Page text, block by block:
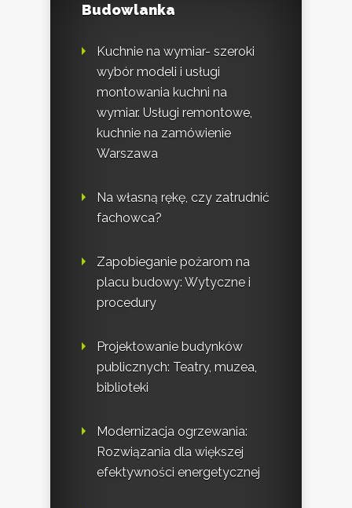
Budowlanka
Kuchnie na wymiar- szeroki
wybór modeli i usługi
montowania kuchni na
wymiar. Usługi remontowe,
kuchnie na zamówienie
Warszawa
Na własną rękę, czy zatrudnić
fachowca?
Zapobieganie pożarom na
placu budowy: Wytyczne i
procedury
Projektowanie budynków
publicznych: Teatry, muzea,
biblioteki
Modernizacja ogrzewania:
Rozwiązania dla większej
efektywności energetycznej